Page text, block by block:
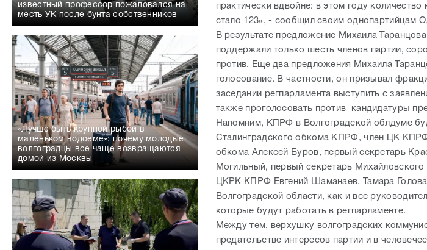
известный профессор пожаловался на
месть УК после бунта собственников
«Лучше быть крупной рыбой в
маленьком водоеме»: почему молодые
волгоградцы все чаще возвращаются
домой из Москвы
практически вдвойне: в этом году
стало 123», - сообщил своим однопартийцам
В результате предложение Михаила
поддержали только шесть членов партии,
против. Еще два предложения Михаила
голосование. В частности, он призывал
заседании регпарламента выступить с
также проголосовать против кандидатуры
Напомним, КПРФ в Волгоградской облдуме
Сталинградского обкома КПРФ, член ЦК КПРФ
обкома Алексей Буров, первый секретарь
Могильный, первый секретарь
ЦКРК КПРФ Евгений Шаманаев. Тамара
Волгоградской области, как и все
которые будут работать в регпарламенте.
Между тем, верхушку волгоградских
предательстве интересов партии и в